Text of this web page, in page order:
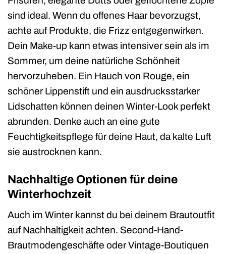
sind ideal. Wenn du offenes Haar bevorzugst,
achte auf Produkte, die Frizz entgegenwirken.
Dein Make-up kann etwas intensiver sein als im
Sommer, um deine natürliche Schönheit
hervorzuheben. Ein Hauch von Rouge, ein
schöner Lippenstift und ein ausdrucksstarker
Lidschatten können deinen Winter-Look perfekt
abrunden. Denke auch an eine gute
Feuchtigkeitspflege für deine Haut, da kalte Luft
sie austrocknen kann.
Nachhaltige Optionen für deine
Winterhochzeit
Auch im Winter kannst du bei deinem Brautoutfit
auf Nachhaltigkeit achten. Second-Hand-
Brautmodengeschäfte oder Vintage-Boutiquen